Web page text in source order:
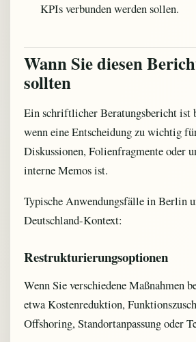
KPIs verbunden werden sollen.
Wann Sie diesen
sollten
Ein schriftlicher Beratungsbericht ist
wenn eine Entscheidung zu wichtig
Diskussionen, Folienfragmente oder
interne Memos ist.
Typische Anwendungsfälle in Berlin
Deutschland-Kontext:
Restrukturierungsoptionen
Wenn Sie verschiedene Maßnahmen
etwa Kostenreduktion,
Offshoring, Standortanpassung oder